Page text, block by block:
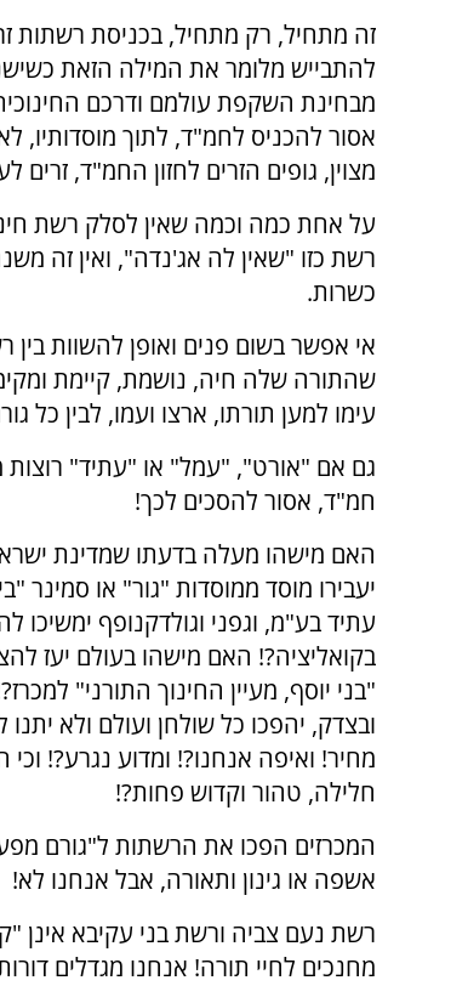
זה מתחיל, רק מתחיל, בכניסת רשתות
להתבייש מלומר את המילה הזאת
מבחינת השקפת עולמם ודרכם
אסור להכניס לחמ"ד, לתוך מוסדותיו,
מצוין, גופים הזרים לחזון החמ"ד, זרים
על אחת כמה וכמה שאין לסלק רשת
רשת כזו "שאין לה אג'נדה", ואין זה
כשרות.
אי אפשר בשום פנים ואופן להשוות
שהתורה שלה חיה, נושמת, קיימת
עימו למען תורתו, ארצו ועמו, לבין כל
גם אם "אורט", "עמל" או "עתיד"
חמ"ד, אסור להסכים לכך!
האם מישהו מעלה בדעתו שמדינת
יעבירו מוסד ממוסדות "גור" או סמינר
עתיד בע"מ, וגפני וגולדקנופף ימשיכו
בקואליציה?! האם מישהו בעולם יעז
"בני יוסף, מעיין החינוך התורני"
ובצדק, יהפכו כל שולחן ועולם ולא
מחיר! ואיפה אנחנו?! ומדוע נגרע?!
חלילה, טהור וקדוש פחות?!
המכרזים הפכו את הרשתות ל"גורם
אשפה או גינון ותאורה, אבל אנחנו לא!
רשת נֹעם צביה ורשת בני עקיבא אינן
מחנכים לחיי תורה! אנחנו מגדלים